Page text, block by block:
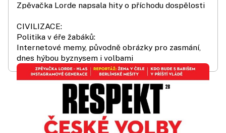
Zpěvačka Lorde napsala hity o příchodu dospělosti
CIVILIZACE:
Politika v éře žabáků:
Internetové memy, původně obrázky pro zasmání,
dnes hýbou byznysem i volbami